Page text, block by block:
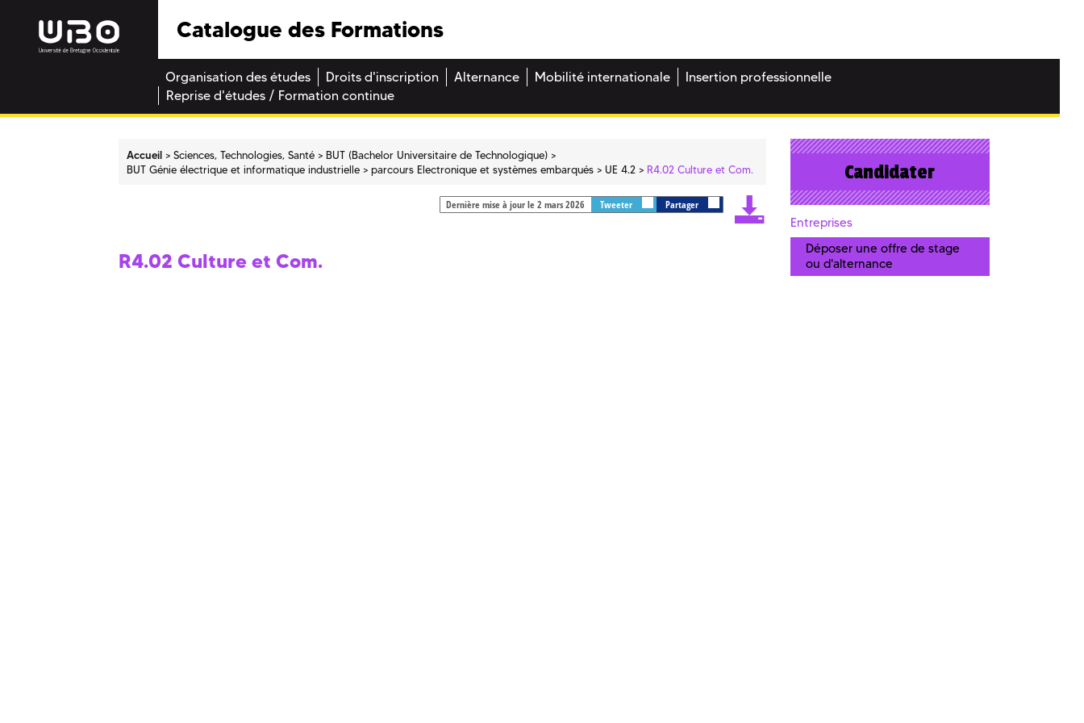
Catalogue des Formations
Organisation des études Droits d'inscription Alternance Mobilité internationale
Insertion professionnelle
Reprise d'études / Formation continue
Accueil Sciences, Technologies, Santé
BUT (Bachelor Universitaire de Technologique)
BUT Génie électrique et informatique industrielle
parcours Electronique et systèmes embarqués UE 4.2 R4.02 Culture et Com.
Dernière mise à jour le 2 mars 2026 Tweeter Partager
R4.02 Culture et Com.
Candidater
Entreprises
Déposer une offre de stage
ou d'alternance